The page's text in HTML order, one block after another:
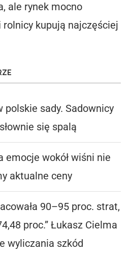
ale rynek mocno
kupują najczęściej
polskie sady. Sadownicy
się spalą
emocje wokół wiśni nie
aktualne ceny
90–95 proc. strat,
proc.” Łukasz Cielma
wyliczania szkód